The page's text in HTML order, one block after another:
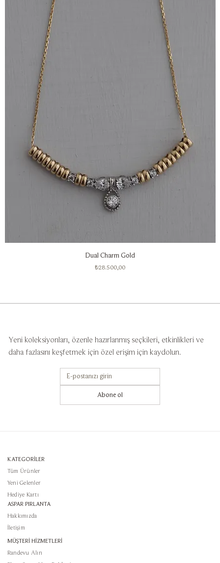
Dual Charm Gold
Fiyat
₺28.500,00
Yeni koleksiyonları, özenle hazırlanmış seçkileri, etkinlikleri ve
daha fazlasını keşfetmek için özel erişim için kaydolun.
Abone ol
KATEGORİLER
Tüm Ürünler
Yeni Gelenler
Hediye Kartı
ASPAR PIRLANTA
Hakkımızda
İletişim
MÜŞTERİ HİZMETLERİ
Randevu Alın